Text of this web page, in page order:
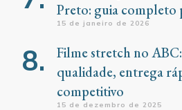
Preto: guia completo
15 de janeiro de 2026
Filme stretch no
qualidade, entrega
competitivo
15 de dezembro de 2025